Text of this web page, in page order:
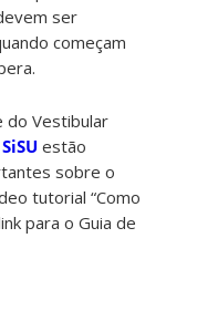
ser
começam
do Vestibular
estão
sobre o
tutorial “Como
para o Guia de